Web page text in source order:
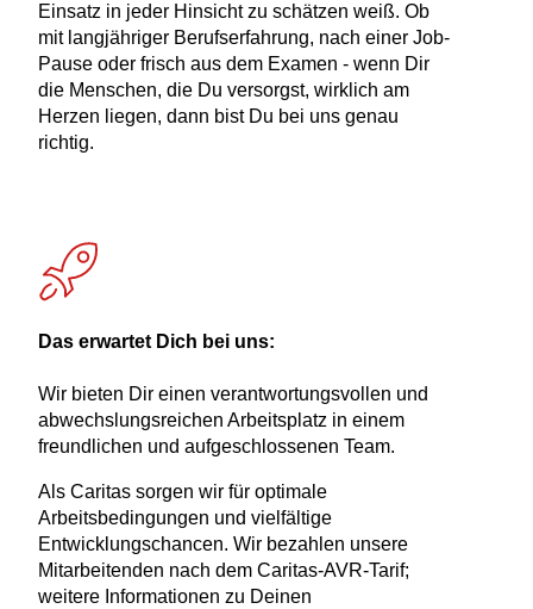
Einsatz in jeder Hinsicht zu schätzen weiß. Ob
mit langjähriger Berufserfahrung, nach einer Job-
Pause oder frisch aus dem Examen - wenn Dir
die Menschen, die Du versorgst, wirklich am
Herzen liegen, dann bist Du bei uns genau
richtig.
Das erwartet Dich bei uns:
Wir bieten Dir einen verantwortungsvollen und
abwechslungsreichen Arbeitsplatz in einem
freundlichen und aufgeschlossenen Team.
Als Caritas sorgen wir für optimale
Arbeitsbedingungen und vielfältige
Entwicklungschancen. Wir bezahlen unsere
Mitarbeitenden nach dem Caritas-AVR-Tarif;
weitere Informationen zu Deinen